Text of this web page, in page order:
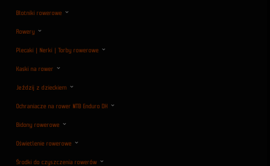
Błotniki rowerowe
Rowery
Plecaki | Nerki | Torby rowerowe
Kaski na rower
Jeździj z dzieckiem
Ochraniacze na rower MTB Enduro DH
Bidony rowerowe
Oświetlenie rowerowe
Środki do czyszczenia rowerów